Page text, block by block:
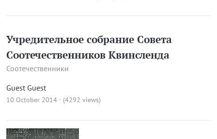
Учредительное собрание Совета
Соотечественников Квинсленда
Соотечественники
Guest Guest
10 October 2014 · (4292 views)